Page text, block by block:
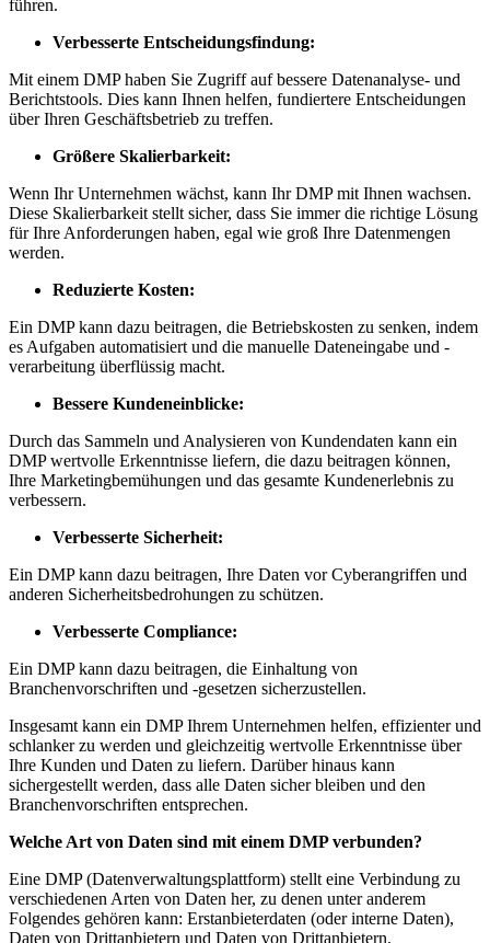
führen.
Verbesserte Entscheidungsfindung:
Mit einem DMP haben Sie Zugriff auf bessere Datenanalyse- und
Berichtstools. Dies kann Ihnen helfen, fundiertere Entscheidungen
über Ihren Geschäftsbetrieb zu treffen.
Größere Skalierbarkeit:
Wenn Ihr Unternehmen wächst, kann Ihr DMP mit Ihnen wachsen.
Diese Skalierbarkeit stellt sicher, dass Sie immer die richtige Lösung
für Ihre Anforderungen haben, egal wie groß Ihre Datenmengen
werden.
Reduzierte Kosten:
Ein DMP kann dazu beitragen, die Betriebskosten zu senken, indem
es Aufgaben automatisiert und die manuelle Dateneingabe und -
verarbeitung überflüssig macht.
Bessere Kundeneinblicke:
Durch das Sammeln und Analysieren von Kundendaten kann ein
DMP wertvolle Erkenntnisse liefern, die dazu beitragen können,
Ihre Marketingbemühungen und das gesamte Kundenerlebnis zu
verbessern.
Verbesserte Sicherheit:
Ein DMP kann dazu beitragen, Ihre Daten vor Cyberangriffen und
anderen Sicherheitsbedrohungen zu schützen.
Verbesserte Compliance:
Ein DMP kann dazu beitragen, die Einhaltung von
Branchenvorschriften und -gesetzen sicherzustellen.
Insgesamt kann ein DMP Ihrem Unternehmen helfen, effizienter und
schlanker zu werden und gleichzeitig wertvolle Erkenntnisse über
Ihre Kunden und Daten zu liefern. Darüber hinaus kann
sichergestellt werden, dass alle Daten sicher bleiben und den
Branchenvorschriften entsprechen.
Welche Art von Daten sind mit einem DMP verbunden?
Eine DMP (Datenverwaltungsplattform) stellt eine Verbindung zu
verschiedenen Arten von Daten her, zu denen unter anderem
Folgendes gehören kann: Erstanbieterdaten (oder interne Daten),
Daten von Drittanbietern und Daten von Drittanbietern.